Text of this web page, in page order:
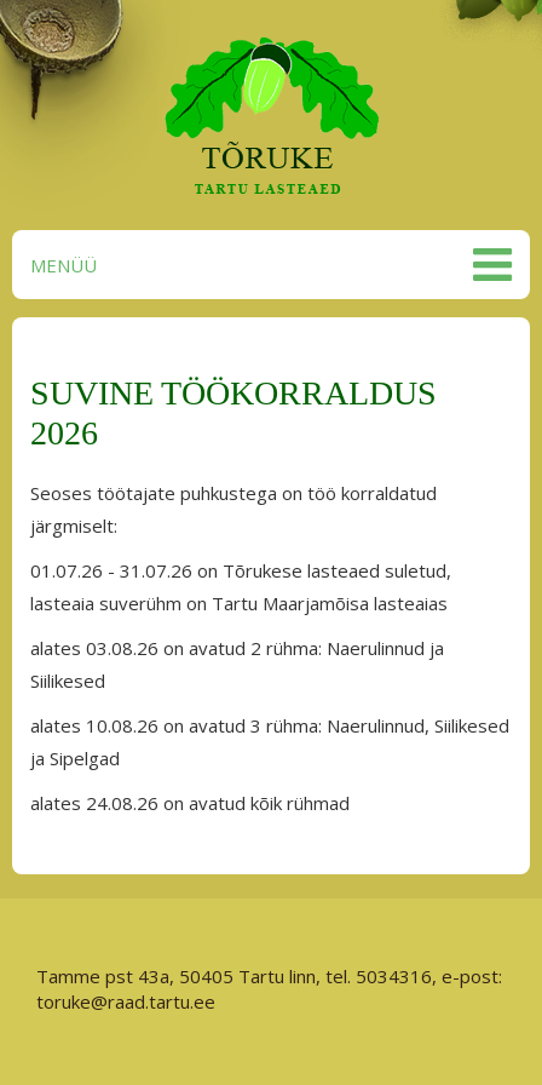
MENÜÜ
SUVINE TÖÖKORRALDUS
2026
Seoses töötajate puhkustega on töö korraldatud
järgmiselt:
01.07.26 - 31.07.26 on Tõrukese lasteaed suletud,
lasteaia suverühm on Tartu Maarjamõisa lasteaias
alates 03.08.26 on avatud 2 rühma: Naerulinnud ja
Siilikesed
alates 10.08.26 on avatud 3 rühma: Naerulinnud, Siilikesed
ja Sipelgad
alates 24.08.26 on avatud kõik rühmad
Tamme pst 43a, 50405 Tartu linn, tel. 5034316, e-post:
toruke@raad.tartu.ee